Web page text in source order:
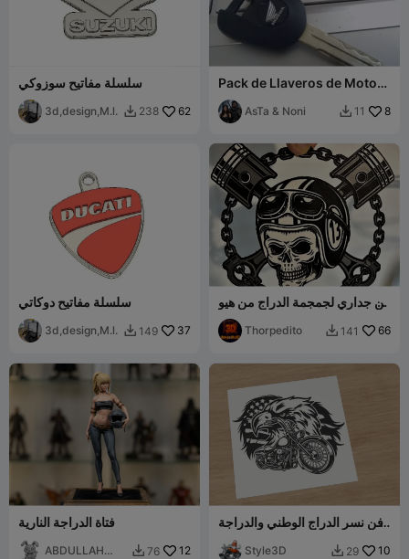
سلسلة مفاتيح سوزوكي
3d,design,M.l.  238 62
Pack de Llaveros de Moto
Personalizados / Custom
Motorcycle
AsTa & Noni  11 8
سلسلة مفاتيح دوكاتي
3d,design,M.l.  149 37
فن جداري لجمجمة الدراج من هيو
فورج
Thorpedito  141 66
فتاة الدراجة النارية
ABDULLAH
 76 12
فن نسر الدراج الوطني والدراجة
النارية
Style3D  29 10